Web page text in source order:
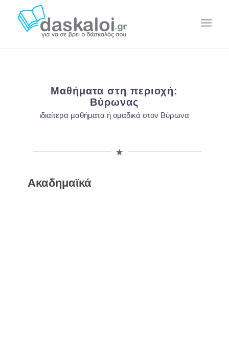
Μαθήματα στη περιοχή:
Βύρωνας
ιδιαίτερα μαθήματα ή ομαδικά στον Βύρωνα
Ακαδημαϊκά